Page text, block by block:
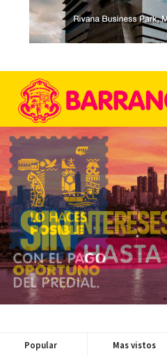
Popular Mas vistos